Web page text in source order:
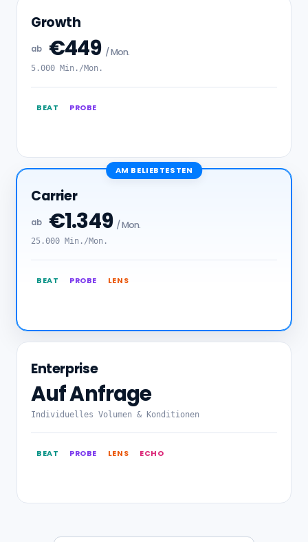
Growth
ab €449 / Mon.
5.000 Min./Mon.
BEAT PROBE
AM BELIEBTESTEN
Carrier
ab €1.349 / Mon.
25.000 Min./Mon.
BEAT PROBE LENS
Enterprise
Auf Anfrage
Individuelles Volumen & Konditionen
BEAT PROBE LENS ECHO